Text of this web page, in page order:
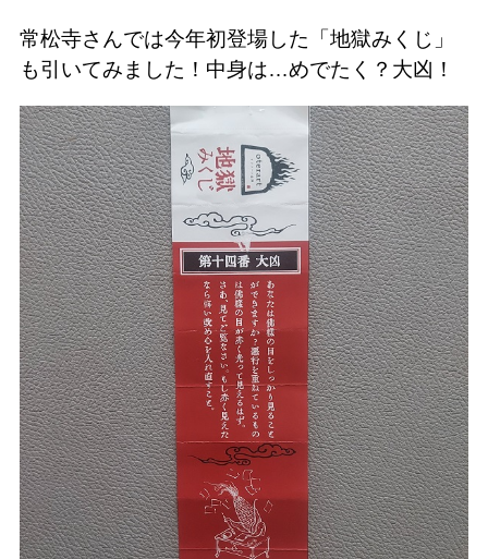
常松寺さんでは今年初登場した「地獄みくじ」
も引いてみました！中身は…めでたく？大凶！